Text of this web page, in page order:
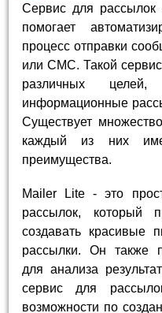
Сервис для рассылок
помогает
процесс отправки
или СМС. Такой
различных
информационные
Существует
каждый из них
преимущества.
Mailer Lite - это
рассылок, который
создавать красивые
рассылки. Он также
для анализа
сервис для
возможности по